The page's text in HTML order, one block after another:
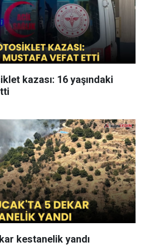
kazası: 16 yaşındaki
kestanelik yandı